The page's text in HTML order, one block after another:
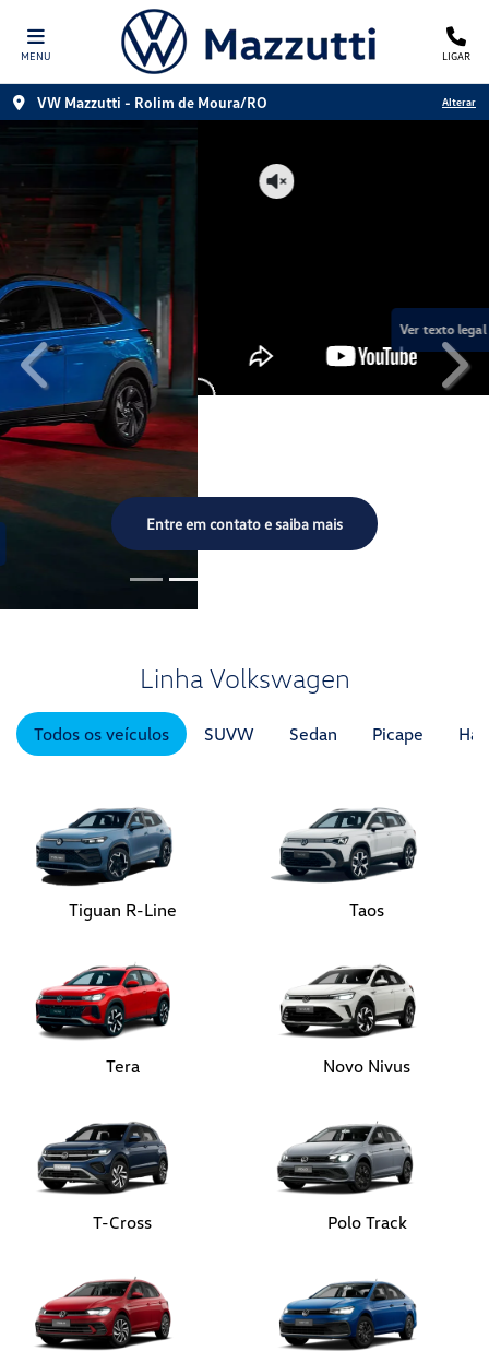
MENU LIGAR
VW Mazzutti - Rolim de Moura/RO Alterar
templates.template-
Linha Volkswagen
Todos os veículos SUVW Sedan Picape
Tera Novo Nivus
T-Cross Polo Track
Novo Polo Virtus
Jetta Nova Saveiro